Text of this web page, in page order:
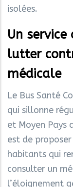
isolées.
Un
lutter
médicale
Le Bus Santé
qui sillonne
et Moyen Pays
est de
habitants qui
consulter un
l’éloignement